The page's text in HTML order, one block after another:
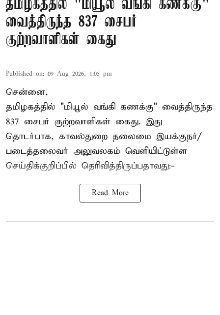
தமிழகத்தில் "மியூல் வங்கி கணக்கு"
வைத்திருந்த 837 சைபர்
குற்றவாளிகள் கைது
Published on: 09 Aug 2026, 1:05 pm
சென்னை,
தமிழகத்தில் "மியூல் வங்கி கணக்கு" வைத்திருந்த
837 சைபர் குற்றவாளிகள் கைது. இது
தொடர்பாக, காவல்துறை தலைமை இயக்குநர்/
படைத்தலைவர் அலுவலகம் வெளியிட்டுள்ள
செய்திக்குறிப்பில் தெரிவித்திருப்பதாவது:-
Read More